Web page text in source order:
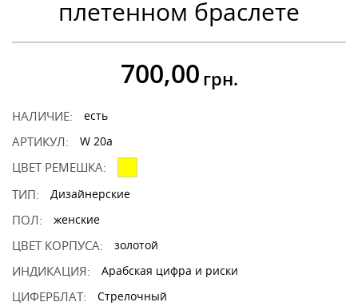
плетенном браслете
700,00 грн.
НАЛИЧИЕ: есть
АРТИКУЛ: W 20a
ЦВЕТ РЕМЕШКА:
ТИП:
Дизайнерские
ПОЛ: женские
ЦВЕТ КОРПУСА: золотой
ИНДИКАЦИЯ: Арабская цифра и риски
ЦИФЕРБЛАТ: Стрелочный